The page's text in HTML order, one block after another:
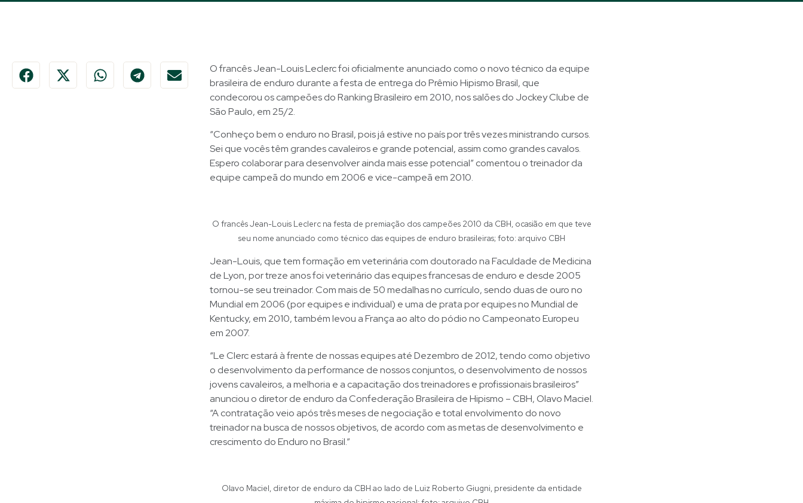
O francês Jean-Louis Leclerc foi oficialmente anunciado como o novo técnico da equipe
brasileira de enduro durante a festa de entrega do Prêmio Hipismo Brasil, que
condecorou os campeões do Ranking Brasileiro em 2010, nos salões do Jockey Clube de
São Paulo, em 25/2.
“Conheço bem o enduro no Brasil, pois já estive no país por três vezes ministrando cursos.
Sei que vocês têm grandes cavaleiros e grande potencial, assim como grandes cavalos.
Espero colaborar para desenvolver ainda mais esse potencial” comentou o treinador da
equipe campeã do mundo em 2006 e vice-campeã em 2010.
O francês Jean-Louis Leclerc na festa de premiação dos campeões 2010 da CBH, ocasião em que teve
seu nome anunciado como técnico das equipes de enduro brasileiras; foto: arquivo CBH
Jean-Louis, que tem formação em veterinária com doutorado na Faculdade de Medicina
de Lyon, por treze anos foi veterinário das equipes francesas de enduro e desde 2005
tornou-se seu treinador. Com mais de 50 medalhas no currículo, sendo duas de ouro no
Mundial em 2006 (por equipes e individual) e uma de prata por equipes no Mundial de
Kentucky, em 2010, também levou a França ao alto do pódio no Campeonato Europeu
em 2007.
“Le Clerc estará à frente de nossas equipes até Dezembro de 2012, tendo como objetivo
o desenvolvimento da performance de nossos conjuntos, o desenvolvimento de nossos
jovens cavaleiros, a melhoria e a capacitação dos treinadores e profissionais brasileiros”
anunciou o diretor de enduro da Confederação Brasileira de Hipismo – CBH, Olavo Maciel.
“A contratação veio após três meses de negociação e total envolvimento do novo
treinador na busca de nossos objetivos, de acordo com as metas de desenvolvimento e
crescimento do Enduro no Brasil.”
Olavo Maciel, diretor de enduro da CBH ao lado de Luiz Roberto Giugni, presidente da entidade